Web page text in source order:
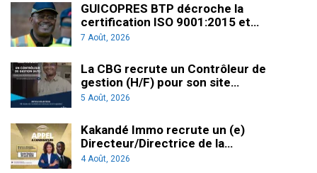
GUICOPRES BTP décroche la
certification ISO 9001:2015 et…
7 Août, 2026
La CBG recrute un Contrôleur de
gestion (H/F) pour son site…
5 Août, 2026
Kakandé Immo recrute un (e)
Directeur/Directrice de la…
4 Août, 2026